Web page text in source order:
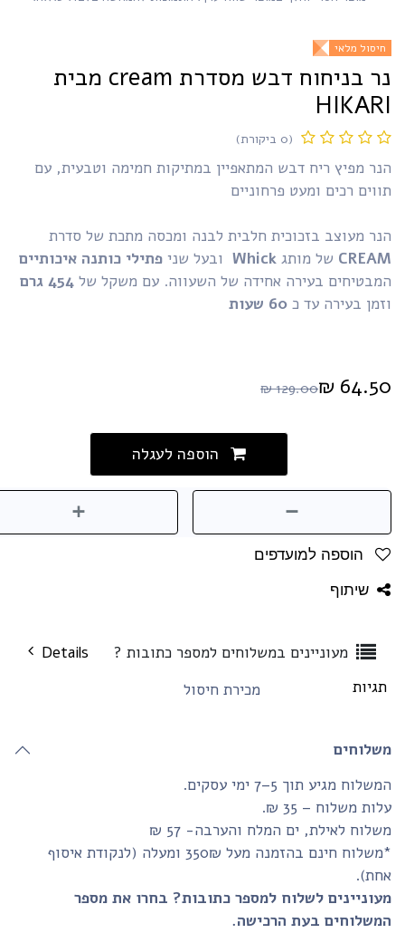
מלאי
נר בניחוח דבש מסדרת cream מבית
(0 ביקורת)
מפיץ ריח דבש המתאפיין במתיקות חמימה וטבעית, עם
רכים ומעט פרחוניים
מעוצב בזכוכית חלבית לבנה ומכסה מתכת של סדרת
של מותגWhick ובעל שניפתילי כותנה איכותיים
בעירה אחידה של השעווה. עם משקל של454גרם
בעירה עד כ60 שעות​
₪
129.00
₪
הוספה לעגלה
הוספה למועדפים
שיתוף
מעוניינים במשלוחים למספר כתובות ?
Details
מכירת חיסול
מגיע תוך 5–7 ימי עסקים.
משלוח – 35 ₪.
לאילת, ים המלח והערבה- 57 ₪
*משלוח חינם בהזמנה מעל 350₪ ומעלה (לנקודת איסוף
לשלוח למספר כתובות? בחרו את מספר
בעת הרכישה.